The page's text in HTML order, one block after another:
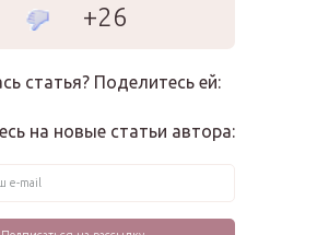
+26
статья? Поделитесь ей:
на новые статьи автора: